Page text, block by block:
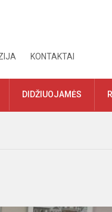
KONTAKTAI
DIDŽIUOJAMĖS